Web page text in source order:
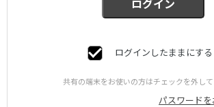
ログインしたままにする
共有の端末をお使いの方はチェックを外し
パスワード